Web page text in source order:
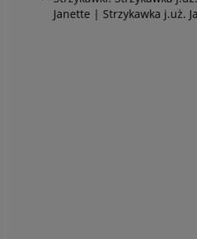
Janette | Strzykawka j.uż.